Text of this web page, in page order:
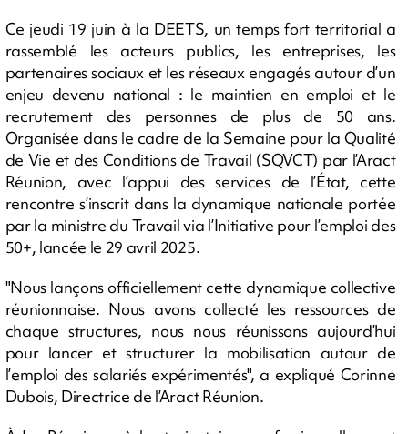
Ce jeudi 19 juin à la DEETS, un temps fort territorial a
rassemblé les acteurs publics, les entreprises, les
partenaires sociaux et les réseaux engagés autour d’un
enjeu devenu national : le maintien en emploi et le
recrutement des personnes de plus de 50 ans.
Organisée dans le cadre de la Semaine pour la Qualité
de Vie et des Conditions de Travail (SQVCT) par l’Aract
Réunion, avec l’appui des services de l’État, cette
rencontre s’inscrit dans la dynamique nationale portée
par la ministre du Travail via l’Initiative pour l’emploi des
50+, lancée le 29 avril 2025.
"Nous lançons officiellement cette dynamique collective
réunionnaise. Nous avons collecté les ressources de
chaque structures, nous nous réunissons aujourd’hui
pour lancer et structurer la mobilisation autour de
l’emploi des salariés expérimentés", a expliqué Corinne
Dubois, Directrice de l’Aract Réunion.